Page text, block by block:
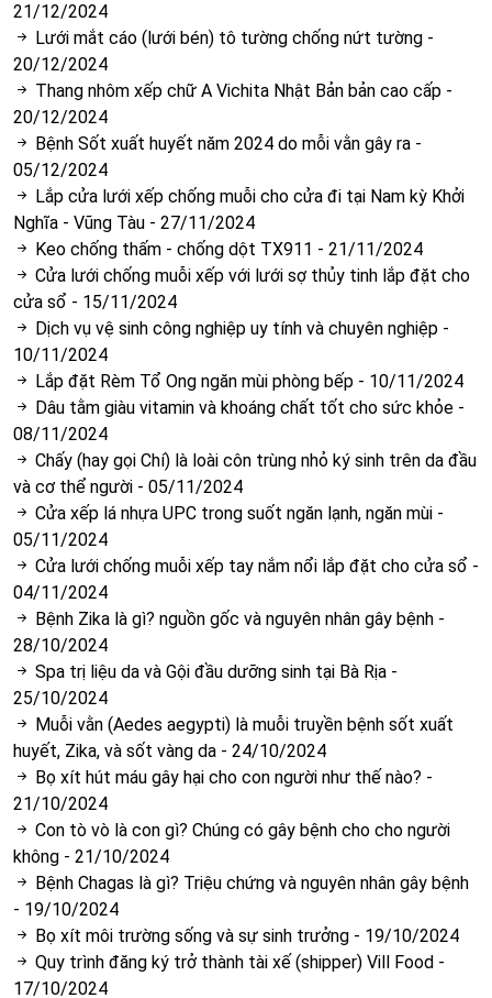
21/12/2024
Lưới mắt cáo (lưới bén) tô tường chống nứt tường -
20/12/2024
Thang nhôm xếp chữ A Vichita Nhật Bản bản cao cấp -
20/12/2024
Bệnh Sốt xuất huyết năm 2024 do mỗi vằn gây ra -
05/12/2024
Lắp cửa lưới xếp chống muỗi cho cửa đi tại Nam kỳ Khởi
Nghĩa - Vũng Tàu - 27/11/2024
Keo chống thấm - chống dột TX911 - 21/11/2024
Cửa lưới chống muỗi xếp với lưới sợ thủy tinh lắp đặt cho
cửa sổ - 15/11/2024
Dịch vụ vệ sinh công nghiệp uy tính và chuyên nghiệp -
10/11/2024
Lắp đặt Rèm Tổ Ong ngăn mùi phòng bếp - 10/11/2024
Dâu tằm giàu vitamin và khoáng chất tốt cho sức khỏe -
08/11/2024
Chấy (hay gọi Chí) là loài côn trùng nhỏ ký sinh trên da đầu
và cơ thể người - 05/11/2024
Cửa xếp lá nhựa UPC trong suốt ngăn lạnh, ngăn mùi -
05/11/2024
Cửa lưới chống muỗi xếp tay nắm nổi lắp đặt cho cửa sổ -
04/11/2024
Bệnh Zika là gì? nguồn gốc và nguyên nhân gây bệnh -
28/10/2024
Spa trị liệu da và Gội đầu dưỡng sinh tại Bà Rịa -
25/10/2024
Muỗi vằn (Aedes aegypti) là muỗi truyền bệnh sốt xuất
huyết, Zika, và sốt vàng da - 24/10/2024
Bọ xít hút máu gây hại cho con người như thế nào? -
21/10/2024
Con tò vò là con gì? Chúng có gây bệnh cho cho người
không - 21/10/2024
Bệnh Chagas là gì? Triệu chứng và nguyên nhân gây bệnh
- 19/10/2024
Bọ xít môi trường sống và sự sinh trưởng - 19/10/2024
Quy trình đăng ký trở thành tài xế (shipper) Vill Food -
17/10/2024